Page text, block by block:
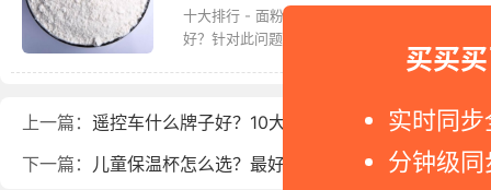
买买
实时同
分钟级
十大排行 - 面粉是制作面包、面条、饺子等面
好？针对此问题，本文给...
上一篇： 遥控车什么牌子好？10大遥控车品牌排行榜
下一篇： 儿童保温杯怎么选？最好的儿童保温杯推荐